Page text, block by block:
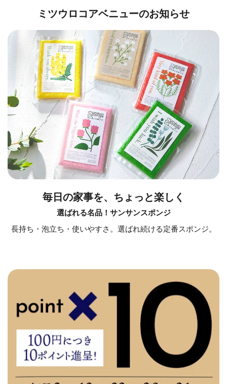
ミツウロコアベニューのお知らせ
毎日の家事を、ちょっと楽しく
選ばれる名品！サンサンスポンジ
長持ち・泡立ち・使いやすさ。選ばれ続ける定番スポンジ。